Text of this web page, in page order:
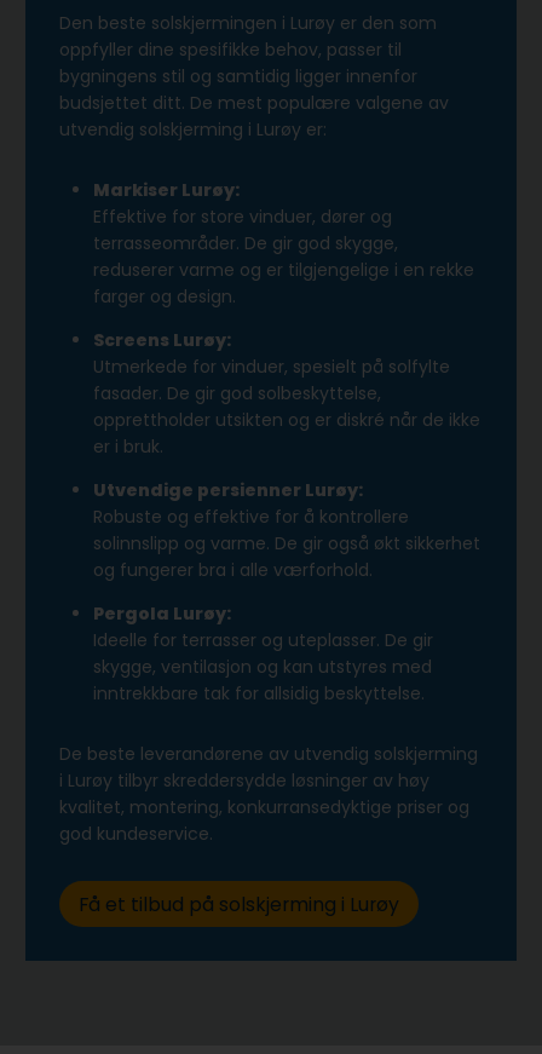
Den beste solskjermingen i Lurøy er den som
oppfyller dine spesifikke behov, passer til
bygningens stil og samtidig ligger innenfor
budsjettet ditt. De mest populære valgene av
utvendig solskjerming i Lurøy er:
Markiser Lurøy:
Effektive for store vinduer, dører og
terrasseområder. De gir god skygge,
reduserer varme og er tilgjengelige i en rekke
farger og design.
Screens Lurøy:
Utmerkede for vinduer, spesielt på solfylte
fasader. De gir god solbeskyttelse,
opprettholder utsikten og er diskré når de ikke
er i bruk.
Utvendige persienner Lurøy:
Robuste og effektive for å kontrollere
solinnslipp og varme. De gir også økt sikkerhet
og fungerer bra i alle værforhold.
Pergola Lurøy:
Ideelle for terrasser og uteplasser. De gir
skygge, ventilasjon og kan utstyres med
inntrekkbare tak for allsidig beskyttelse.
De beste leverandørene av utvendig solskjerming
i Lurøy tilbyr skreddersydde løsninger av høy
kvalitet, montering, konkurransedyktige priser og
god kundeservice.
Få et tilbud på solskjerming i Lurøy